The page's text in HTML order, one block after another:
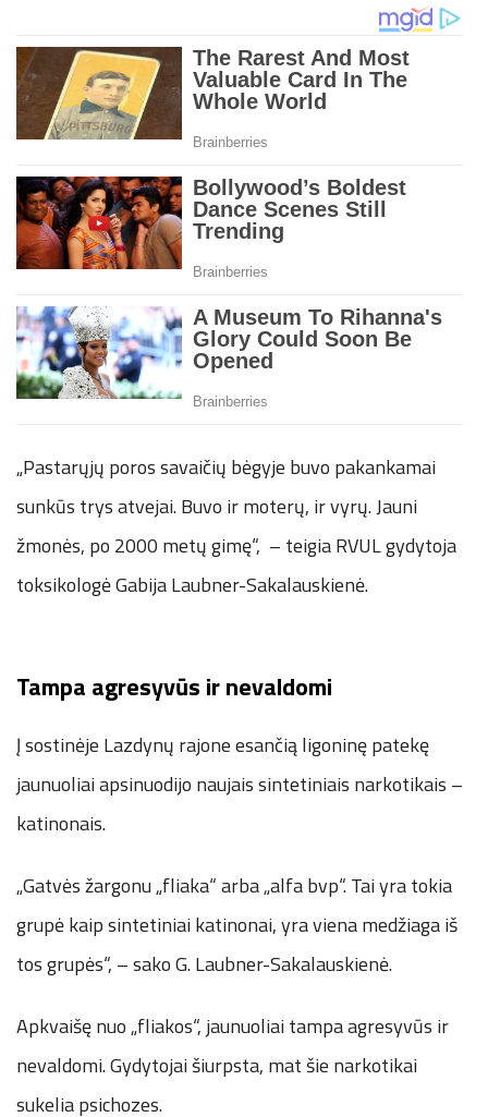
„Pastarųjų poros savaičių bėgyje buvo pakankamai
sunkūs trys atvejai. Buvo ir moterų, ir vyrų. Jauni
žmonės, po 2000 metų gimę“, – teigia RVUL gydytoja
toksikologė Gabija Laubner-Sakalauskienė.
Tampa agresyvūs ir nevaldomi
Į sostinėje Lazdynų rajone esančią ligoninę patekę
jaunuoliai apsinuodijo naujais sintetiniais narkotikais –
katinonais.
„Gatvės žargonu „fliaka“ arba „alfa bvp“. Tai yra tokia
grupė kaip sintetiniai katinonai, yra viena medžiaga iš
tos grupės“, – sako G. Laubner-Sakalauskienė.
Apkvaišę nuo „fliakos“, jaunuoliai tampa agresyvūs ir
nevaldomi. Gydytojai šiurpsta, mat šie narkotikai
sukelia psichozes.